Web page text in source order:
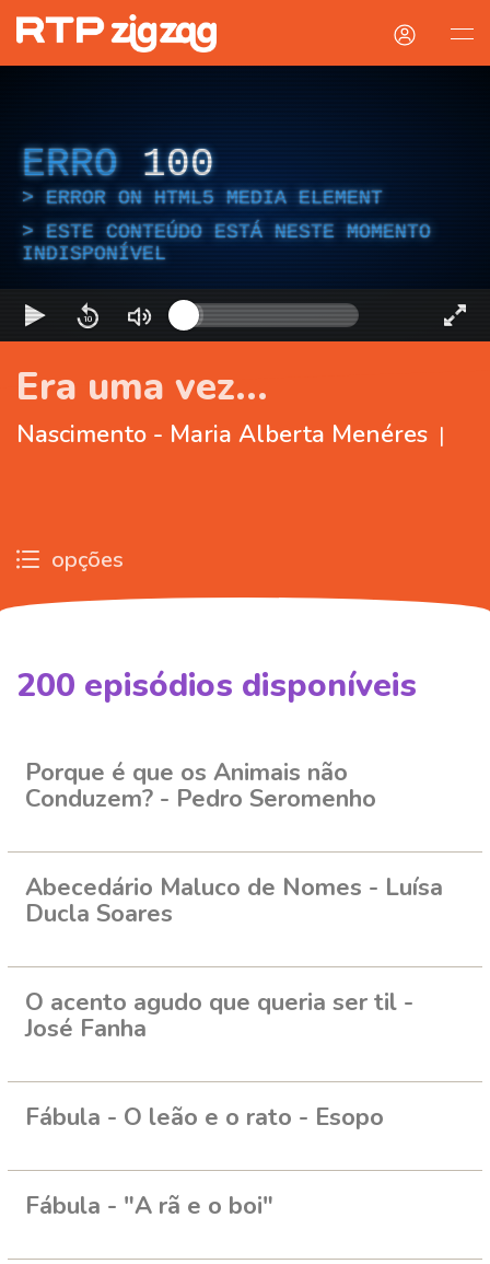
ERRO 100
ERROR ON HTML5 MEDIA ELEMENT
ESTE CONTEÚDO ESTÁ NESTE MOMENTO
INDISPONÍVEL
Era uma vez...
Nascimento - Maria Alberta Menéres |
opções
200 episódios disponíveis
Porque é que os Animais não
Conduzem? - Pedro Seromenho
Abecedário Maluco de Nomes - Luísa
Ducla Soares
O acento agudo que queria ser til -
José Fanha
Fábula - O leão e o rato - Esopo
Fábula - "A rã e o boi"